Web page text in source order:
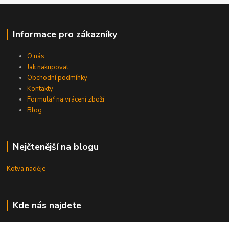
Informace pro zákazníky
O nás
Jak nakupovat
Obchodní podmínky
Kontakty
Formulář na vrácení zboží
Blog
Nejčtenější na blogu
Kotva naděje
Kde nás najdete